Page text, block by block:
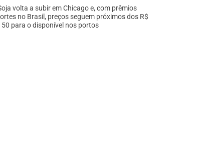
volta a subir em Chicago e, com prêmios
no Brasil, preços seguem próximos dos R$
para o disponível nos portos